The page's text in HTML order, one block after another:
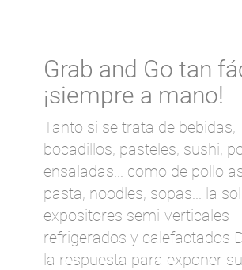
Grab and Go tan
¡siempre a mano!
Tanto si se trata de bebidas,
bocadillos, pasteles, sushi,
ensaladas... como de pollo
pasta, noodles, sopas... la
expositores semi-verticales
refrigerados y calefactados
la respuesta para exponer